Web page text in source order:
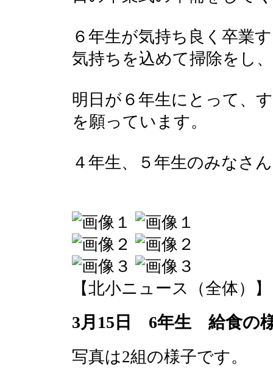
６年生が気持ち良く卒業
気持ちを込めて掃除をし
明日が６年生にとって、
を願っています。
４年生、５年生のみなさ
【北小ニュース（全体）
3月15日 6年生 給食の
写真は2組の様子です。